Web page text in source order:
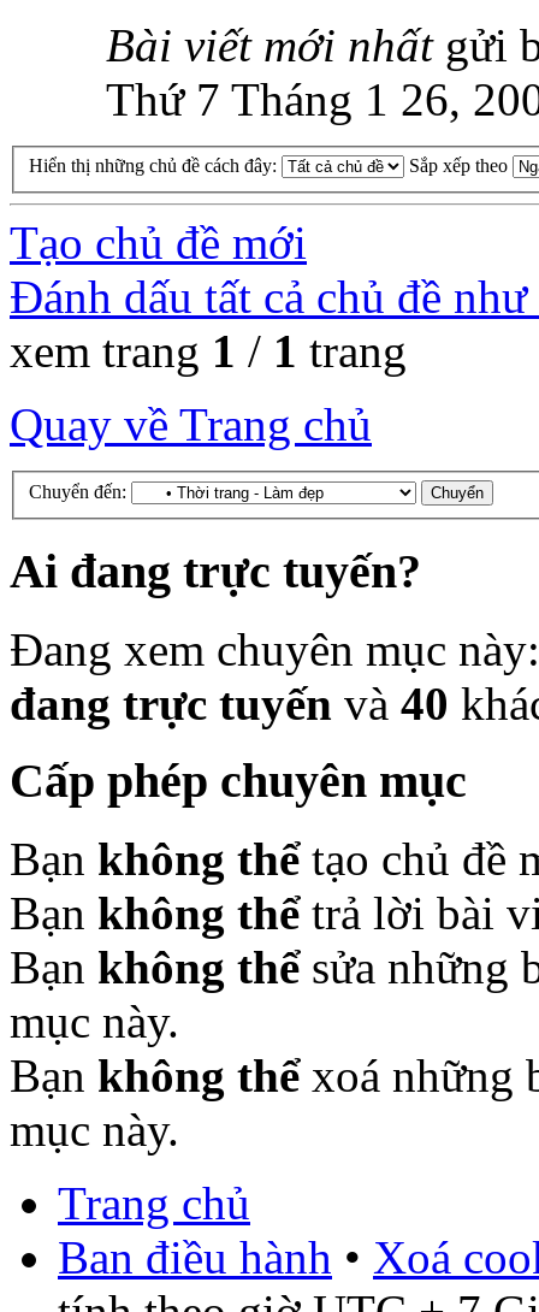
Bài viết mới nhất gửi
Thứ 7 Tháng 1 26,
Hiển thị những chủ đề cách đây: Sắp xếp theo
Tạo chủ đề mới
Đánh dấu tất cả chủ đề
xem trang 1 / 1 trang
Quay về Trang chủ
Chuyển đến:
Ai đang trực tuyến?
Đang xem chuyên mục
đang trực tuyến và 40
Cấp phép chuyên mục
Bạn không thểtạo chủ đề
Bạn không thểtrả lời bài
Bạn không thểsửa những
mục này.
Bạn không thểxoá những
mục này.
Trang chủ
Ban điều hành • Xoá